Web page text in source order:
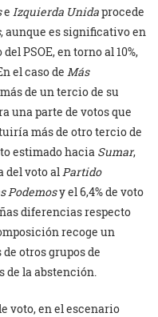
e Izquierda Unidaprocede
, aunque es significativo en
PSOE, en torno al 10%,
el caso de Más
de un tercio de su
una parte de votos que
más de otro tercio de
estimado hacia Sumar,
del voto al Partido
Podemosy el 6,4% de voto
diferencias respecto
recoge un
otros grupos de
de la abstención.
voto, en el escenario